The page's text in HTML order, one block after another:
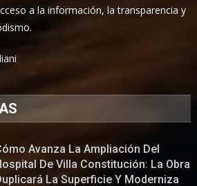
a la información, la transparencia y
Avanza La Ampliación Del
De Villa Constitución: La Obra
La Superficie Y Moderniza